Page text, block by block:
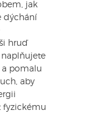
jak
dýchání
hruď
naplňujete
a pomalu
aby
fyzickému